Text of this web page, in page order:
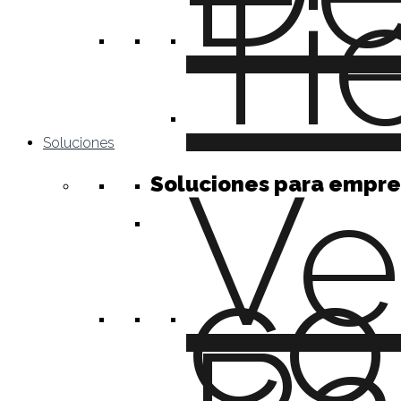
Soluciones
Soluciones para